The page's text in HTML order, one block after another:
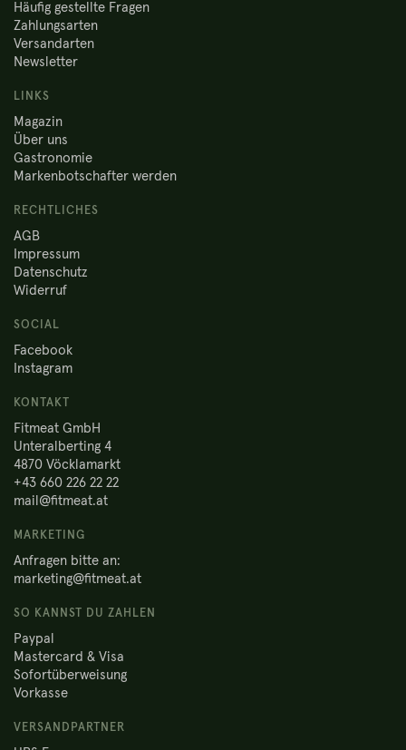
Häufig gestellte Fragen
Zahlungsarten
Versandarten
Newsletter
LINKS
Magazin
Über uns
Gastronomie
Markenbotschafter werden
RECHTLICHES
AGB
Impressum
Datenschutz
Widerruf
SOCIAL
Facebook
Instagram
KONTAKT
Fitmeat GmbH
Unteralberting 4
4870 Vöcklamarkt
+43 660 226 22 22
mail@fitmeat.at
MARKETING
Anfragen bitte an:
marketing@fitmeat.at
SO KANNST DU ZAHLEN
Paypal
Mastercard & Visa
Sofortüberweisung
Vorkasse
VERSANDPARTNER